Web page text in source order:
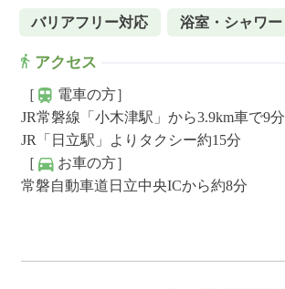
バリアフリー対応 浴室・シャワー
アクセス
［
電車の方］
JR常磐線「小木津駅」から3.9km車で9分
JR「日立駅」よりタクシー約15分
［
お車の方］
常磐自動車道日立中央ICから約8分